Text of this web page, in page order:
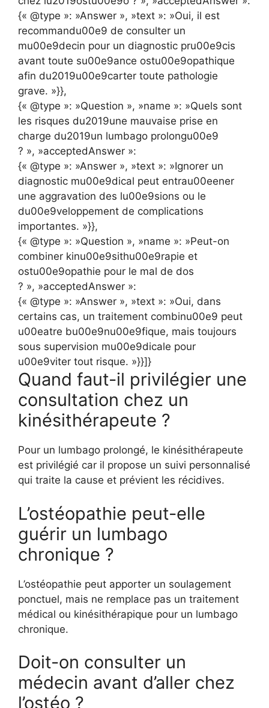
{« @type »: »Answer », »text »: »Oui, il est
recommandu00e9 de consulter un
mu00e9decin pour un diagnostic pru00e9cis
avant toute su00e9ance ostu00e9opathique
afin du2019u00e9carter toute pathologie
grave. »}},
{« @type »: »Question », »name »: »Quels sont
les risques du2019une mauvaise prise en
charge du2019un lumbago prolongu00e9
? », »acceptedAnswer »:
{« @type »: »Answer », »text »: »Ignorer un
diagnostic mu00e9dical peut entrau00eener
une aggravation des lu00e9sions ou le
du00e9veloppement de complications
importantes. »}},
{« @type »: »Question », »name »: »Peut-on
combiner kinu00e9sithu00e9rapie et
ostu00e9opathie pour le mal de dos
? », »acceptedAnswer »:
{« @type »: »Answer », »text »: »Oui, dans
certains cas, un traitement combinu00e9 peut
u00eatre bu00e9nu00e9fique, mais toujours
sous supervision mu00e9dicale pour
u00e9viter tout risque. »}}]}
Quand faut-il privilégier une
consultation chez un
kinésithérapeute ?
Pour un lumbago prolongé, le kinésithérapeute
est privilégié car il propose un suivi personnalisé
qui traite la cause et prévient les récidives.
L’ostéopathie peut-elle
guérir un lumbago
chronique ?
L’ostéopathie peut apporter un soulagement
ponctuel, mais ne remplace pas un traitement
médical ou kinésithérapique pour un lumbago
chronique.
Doit-on consulter un
médecin avant d’aller chez
l’ostéo ?